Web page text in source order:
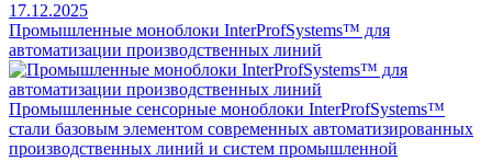
17.12.2025
Промышленные моноблоки InterProfSystems™ для
автоматизации производственных линий
Промышленные сенсорные моноблоки InterProfSystems™
стали базовым элементом современных автоматизированных
производственных линий и систем промышленной